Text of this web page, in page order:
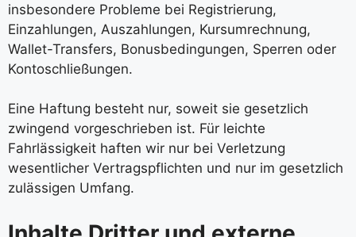
insbesondere Probleme bei Registrierung,
Einzahlungen, Auszahlungen, Kursumrechnung,
Wallet-Transfers, Bonusbedingungen, Sperren oder
Kontoschließungen.
Eine Haftung besteht nur, soweit sie gesetzlich
zwingend vorgeschrieben ist. Für leichte
Fahrlässigkeit haften wir nur bei Verletzung
wesentlicher Vertragspflichten und nur im gesetzlich
zulässigen Umfang.